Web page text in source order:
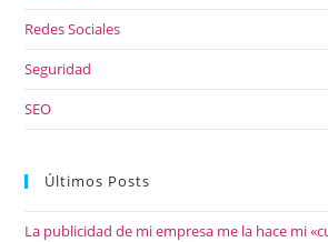
Redes Sociales
Seguridad
SEO
Últimos Posts
La publicidad de mi empresa me la hace mi